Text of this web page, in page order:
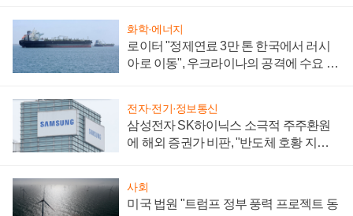
화학·에너지
로이터 "정제연료 3만 톤 한국에서 러시
아로 이동", 우크라이나의 공격에 수요 늘
전자·전기·정보통신
삼성전자 SK하이닉스 소극적 주주환원
에 해외 증권가 비판, "반도체 호황 지속
사회
미국 법원 "트럼프 정부 풍력 프로젝트 동